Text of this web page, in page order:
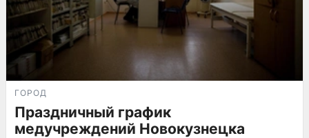
ГОРОД
Праздничный график
медучреждений Новокузнецка